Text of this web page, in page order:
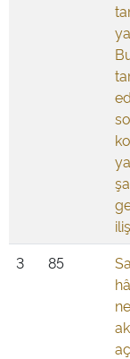
3 85